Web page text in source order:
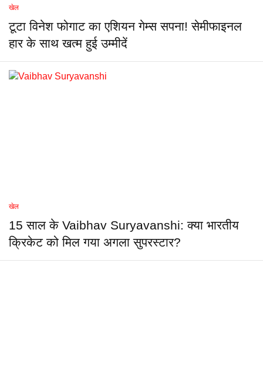
खेल
टूटा विनेश फोगाट का एशियन गेम्स सपना! सेमीफाइनल
हार के साथ खत्म हुई उम्मीदें
खेल
15 साल के Vaibhav Suryavanshi: क्या भारतीय
क्रिकेट को मिल गया अगला सुपरस्टार?